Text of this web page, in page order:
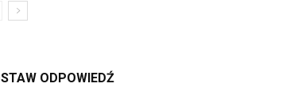
ODPOWIEDŹ